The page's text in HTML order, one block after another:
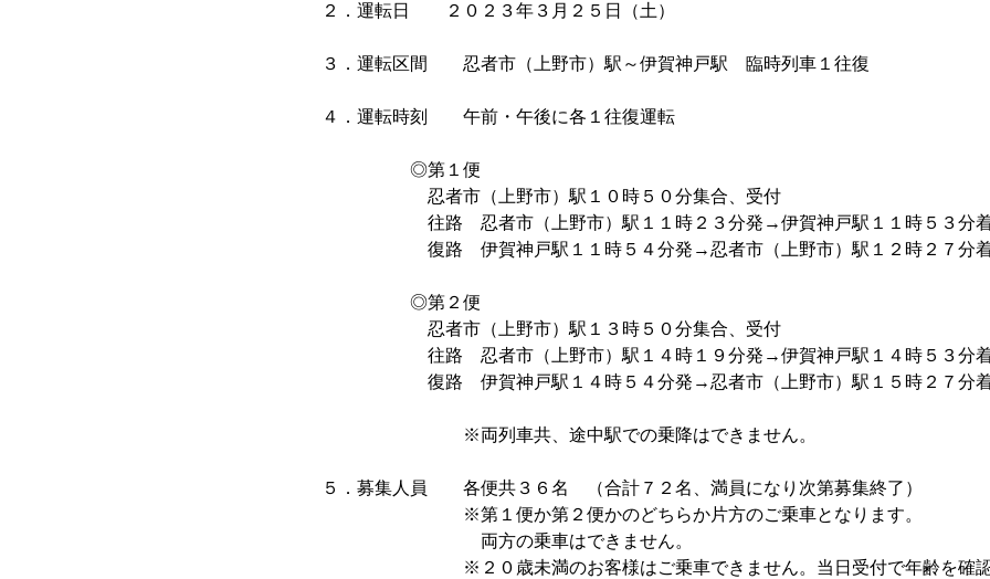
２．運転日 ２０２３年３月２５日（土）
３．運転区間 忍者市（上野市）駅～伊賀神戸駅 臨時列車１往復
４．運転時刻 午前・午後に各１往復運転
◎第１便
忍者市（上野市）駅１０時５０分集合、受付
往路 忍者市（上野市）駅１１時２３分発→伊賀神戸駅１１時５３分
復路 伊賀神戸駅１１時５４分発→忍者市（上野市）駅１２時２７分
◎第２便
忍者市（上野市）駅１３時５０分集合、受付
往路 忍者市（上野市）駅１４時１９分発→伊賀神戸駅１４時５３分
復路 伊賀神戸駅１４時５４分発→忍者市（上野市）駅１５時２７分
※両列車共、途中駅での乗降はできません。
５．募集人員 各便共３６名 （合計７２名、満員になり次第募集終了）
※第１便か第２便かのどちらか片方のご乗車となります。
両方の乗車はできません。
※２０歳未満のお客様はご乗車できません。当日受付で年齢を確